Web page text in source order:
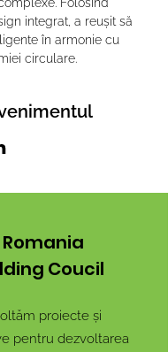
integrat, a reușit să
în armonie cu
circulare.
Coucil
proiecte și
pentru dezvoltarea